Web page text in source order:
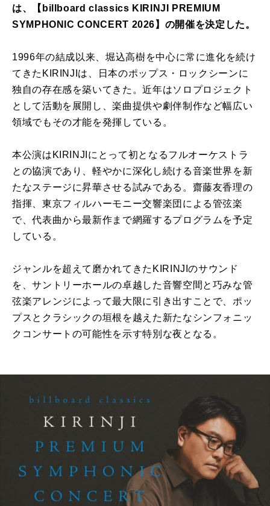
は、【billboard classics KIRINJI PREMIUM
SYMPHONIC CONCERT 2026】の開催を決定した。
1996年の結成以来、堀込高樹を中心に常に進化を続け
てきたKIRINJIは、日本のポップス・ロックシーンに
独自の存在感を築いてきた。近年はソロプロジェクト
として活動を展開し、楽曲提供や劇伴制作など幅広い
領域でもその才能を発揮している。
本公演はKIRINJIにとって初となるフルオーケストラ
との協演であり、軽やかに深化し続ける音楽世界を新
たなステージに昇華させる試みである。齋藤友香理の
指揮、東京フィルハーモニー交響楽団による管弦楽
で、代表曲から最新作まで網羅するプログラムを予定
している。
ジャンルを超えて磨かれてきたKIRINJIのサウンド
を、サントリーホールの卓越した音響空間と巧みな管
弦楽アレンジによって最大限に引き出すことで、ポッ
プスとクラシックの垣根を越えた新たなシンフォニッ
クコンサートの可能性を示す特別な夜となる。